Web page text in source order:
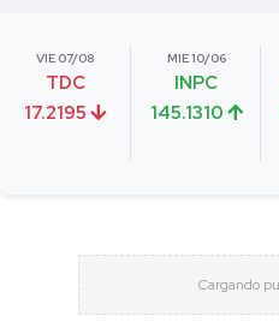
VIE 07/08
TDC
17.2195
MIE 10/06
INPC
145.1310